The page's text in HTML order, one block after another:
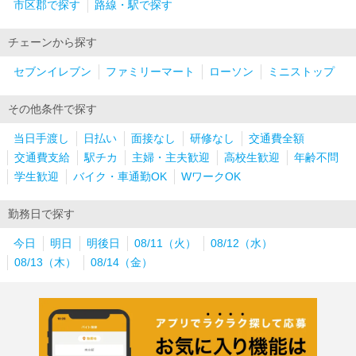
市区郡で探す 路線・駅で探す
チェーンから探す
セブンイレブン ファミリーマート ローソン ミニストップ
その他条件で探す
当日手渡し 日払い 面接なし 研修なし
交通費全額
交通費支給
駅チカ 主婦・主夫歓迎 高校生歓迎
年齢不問
学生歓迎
バイク・車通勤OK WワークOK
勤務日で探す
今日 明日 明後日 08/11（火）
08/12（水）
08/13（木）
08/14（金）